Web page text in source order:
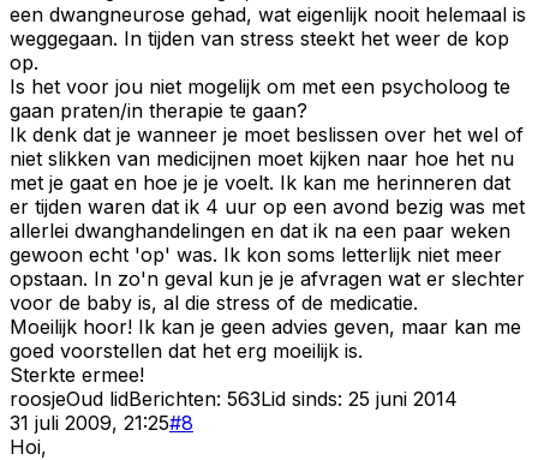
een dwangneurose gehad, wat eigenlijk nooit helemaal is
weggegaan. In tijden van stress steekt het weer de kop
op.
Is het voor jou niet mogelijk om met een psycholoog te
gaan praten/in therapie te gaan?
Ik denk dat je wanneer je moet beslissen over het wel of
niet slikken van medicijnen moet kijken naar hoe het nu
met je gaat en hoe je je voelt. Ik kan me herinneren dat
er tijden waren dat ik 4 uur op een avond bezig was met
allerlei dwanghandelingen en dat ik na een paar weken
gewoon echt 'op' was. Ik kon soms letterlijk niet meer
opstaan. In zo'n geval kun je je afvragen wat er slechter
voor de baby is, al die stress of de medicatie.
Moeilijk hoor! Ik kan je geen advies geven, maar kan me
goed voorstellen dat het erg moeilijk is.
Sterkte ermee!
roosjeOud lidBerichten: 563Lid sinds: 25 juni 2014
31 juli 2009, 21:25#8
Hoi,